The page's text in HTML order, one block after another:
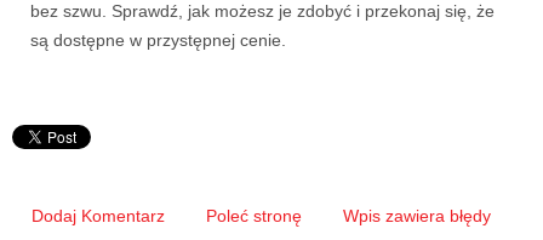
bez szwu. Sprawdź, jak możesz je zdobyć i przekonaj się, że
są dostępne w przystępnej cenie.
Dodaj Komentarz Poleć stronę Wpis zawiera błędy